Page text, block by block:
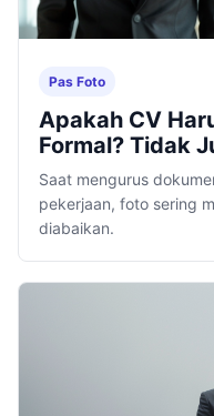
Pas Foto
Apakah CV
Formal? Tidak
Saat mengurus
pekerjaan, foto sering
diabaikan.